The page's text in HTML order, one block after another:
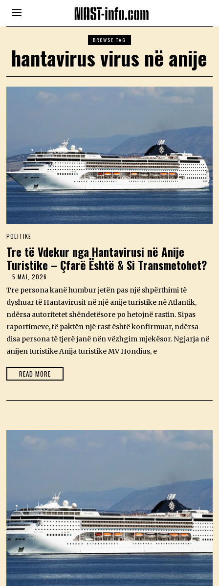
BROWSE TAG
hantavirus virus në anije
POLITIKË
Tre të Vdekur nga Hantavirusi në Anije
Turistike – Çfarë Është & Si Transmetohet?
5 MAJ, 2026
A
J
2
0
2
6
Tre persona kanë humbur jetën pas një shpërthimi të
dyshuar të Hantavirusit në një anije turistike në Atlantik,
ndërsa autoritetet shëndetësore po hetojnë rastin. Sipas
raportimeve, të paktën një rast është konfirmuar, ndërsa
disa persona të tjerë janë nën vëzhgim mjekësor. Ngjarja në
anijen turistike Anija turistike MV Hondius, e
READ MORE